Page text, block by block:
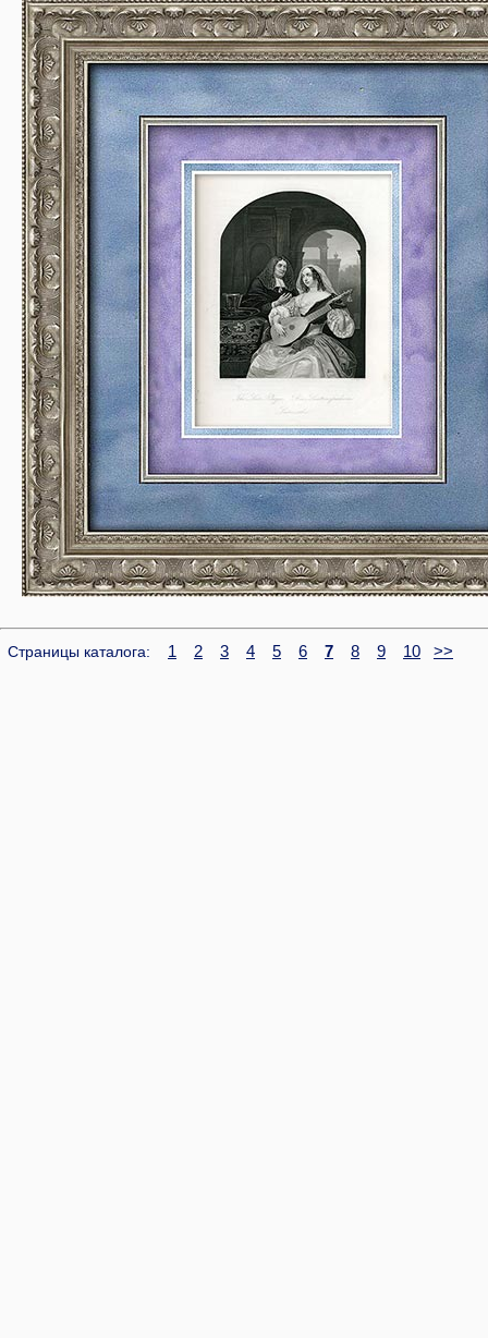
Страницы каталога: 1 2 3 4 5 6 7 8 9 10 >>